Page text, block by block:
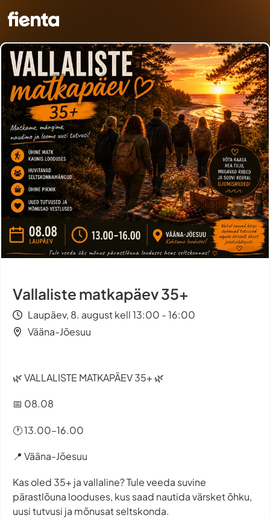
Vallaliste matkapäev 35+
Laupäev, 8. august kell 13:00 - 16:00
Vääna-Jõesuu
🌿 VALLALISTE MATKAPÄEV 35+ 🌿
📅 08.08
🕐 13.00–16.00
📍 Vääna-Jõesuu
Kas oled 35+ ja vallaline? Tule veeda suvine
pärastlõuna looduses, kus saad nautida värsket õhku,
uusi tutvusi ja mõnusat seltskonda.